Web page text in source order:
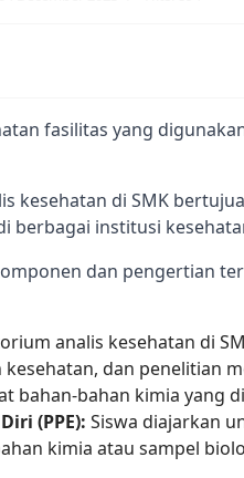
fasilitas yang
berbagai institusi
dan pengertian
analis kesehatan di
dan penelitian
bahan-bahan kimia yang
(PPE): Siswa diajarkan
kimia atau sampel